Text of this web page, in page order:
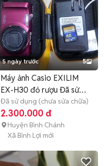
5 ngày trước 5
Máy ảnh Casio EXILIM
EX-H30 đỏ rượu Đã sử
dụng
Đã sử dụng (chưa sửa chữa)
2.300.000 đ
Huyện Bình Chánh
Xã Bình Lợi mới